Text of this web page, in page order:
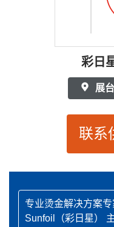
彩日
展
联系
专业烫金解决方案专
Sunfoil（彩日星）